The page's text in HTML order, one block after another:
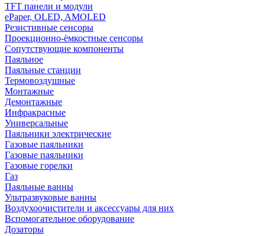
TFT панели и модули
ePaper, OLED, AMOLED
Резистивные сенсоры
Проекционно-ёмкостные сенсоры
Сопутствующие компоненты
Паяльное
Паяльные станции
Термовоздушные
Монтажные
Демонтажные
Инфракрасные
Универсальные
Паяльники электрические
Газовые паяльники
Газовые паяльники
Газовые горелки
Газ
Паяльные ванны
Ультразвуковые ванны
Воздухоочистители и аксессуары для них
Вспомогательное оборудование
Дозаторы